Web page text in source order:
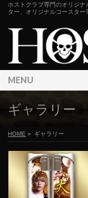
ホストクラブ専門のオリジ
ター、オリジナルコースタ
MENU
ギャラリー
HOME » ギャラリー